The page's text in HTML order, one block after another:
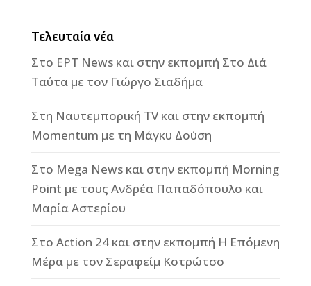
Τελευταία νέα
Στο ΕΡΤ News και στην εκπομπή Στο Διά
Ταύτα με τον Γιώργο Σιαδήμα
Στη Ναυτεμπορική TV και στην εκπομπή
Momentum με τη Μάγκυ Δούση
Στο Mega News και στην εκπομπή Morning
Point με τους Ανδρέα Παπαδόπουλο και
Μαρία Αστερίου
Στο Action 24 και στην εκπομπή Η Επόμενη
Μέρα με τον Σεραφείμ Κοτρώτσο